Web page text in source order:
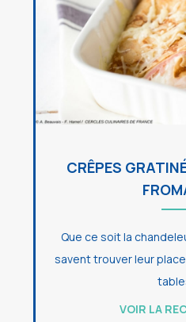
CRÊPES
Que ce soit la
savent trouver leur
VOIR LA